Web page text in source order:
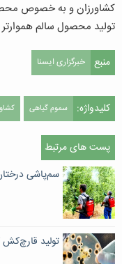
کشاورزان و به خصوص
تولید محصول سالم
منبع خبرگزاری ایسنا
کلیدواژه: سموم گیاهی
پست های مرتبط
سم‌پاشی
تولید قارچ‌کش